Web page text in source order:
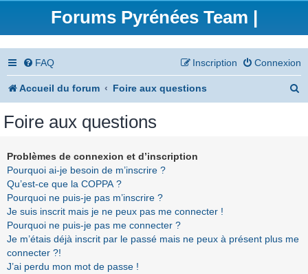
Forums Pyrénées Team |
FAQ Connexion
Inscription
Accueil du forum Foire aux questions
Foire aux questions
Problèmes de connexion et d’inscription
Pourquoi ai-je besoin de m’inscrire ?
Qu’est-ce que la COPPA ?
Pourquoi ne puis-je pas m’inscrire ?
Je suis inscrit mais je ne peux pas me connecter !
Pourquoi ne puis-je pas me connecter ?
Je m’étais déjà inscrit par le passé mais ne peux à présent plus me
connecter ?!
J’ai perdu mon mot de passe !